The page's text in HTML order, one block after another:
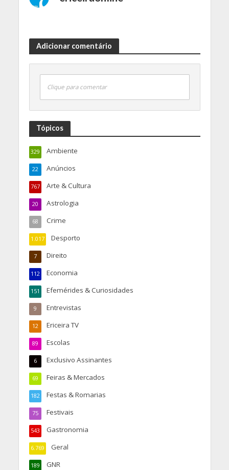
Adicionar comentário
Clique para comentar
Tópicos
Ambiente
329
Anúncios
22
Arte & Cultura
767
Astrologia
20
Crime
68
Desporto
1.017
Direito
7
Economia
112
Efemérides & Curiosidades
151
Entrevistas
9
Ericeira TV
12
Escolas
89
Exclusivo Assinantes
6
Feiras & Mercados
69
Festas & Romarias
182
Festivais
75
Gastronomia
543
Geral
6.769
GNR
189